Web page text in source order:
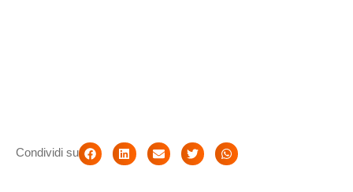
Condividi su